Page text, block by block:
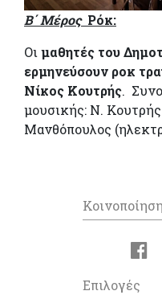
Β΄ ΜέροςΡόκ:
Οι μαθητές του
ερμηνεύσουν ροκ
Νίκος Κουτρής.
μουσικής: Ν.
Μανθόπουλος
Κοινοποίηση
Επιλογές